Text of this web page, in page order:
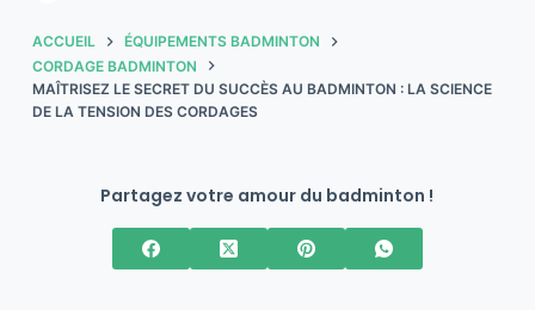
ACCUEIL
ÉQUIPEMENTS BADMINTON
CORDAGE BADMINTON
MAÎTRISEZ LE SECRET DU SUCCÈS AU BADMINTON : LA SCIENCE
DE LA TENSION DES CORDAGES
Partagez votre amour du badminton !